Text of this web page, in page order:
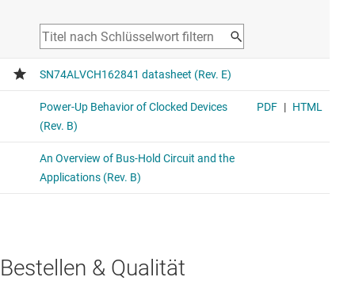
Bestellen & Qualität